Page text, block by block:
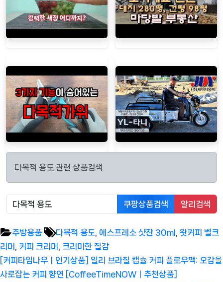
다목적 용도 관련 상품검색
쿠팡상품검색 알리검색
주방용품 Tags:
다목적 용도 에스프레소 샷잔 30ml 왓커피 벨크
리머
커피 크리머 크리미한 질감
글
탐
Previous
Post:
[커피타임나우ㅣ인기상품] 일리 브라질 캡슐 커피 플로우팩: 오감을
사로잡는 커피 향연 [CoffeeTimeNOWㅣ추천상품]